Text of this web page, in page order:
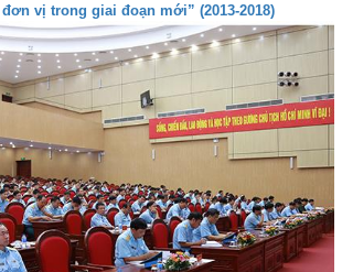
vị trong giai đoạn mới” (2013-2018)